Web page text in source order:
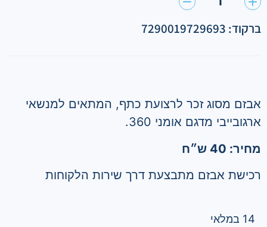
ברקוד: 7290019729693
אבזם מסוג זכר לרצועת כתף, המתאים למנשאי
ארגובייבי מדגם אומני 360.
מחיר: 40 ש״ח
רכישת אבזם מתבצעת דרך שירות הלקוחות
14 במלאי